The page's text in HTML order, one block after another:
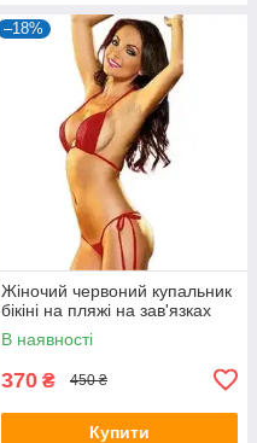
–18%
Жіночий червоний купальник
бікіні на пляжі на зав'язках
В наявності
370 ₴ 450 ₴
Купити